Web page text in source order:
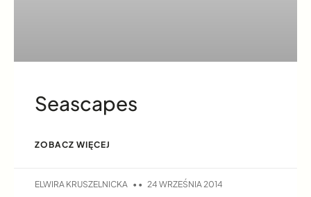
Seascapes
ZOBACZ WIĘCEJ
ELWIRA KRUSZELNICKA 24 WRZEŚNIA 2014